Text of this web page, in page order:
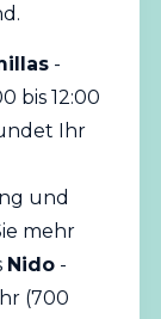
-
bis 12:00
Ihr
und
mehr
Nido-
(700